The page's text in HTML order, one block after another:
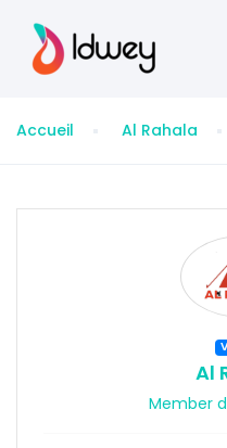
Accueil Al Rahala
Al
Member